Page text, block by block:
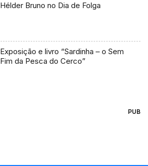
Hélder Bruno no Dia de Folga
Exposição e livro “Sardinha – o Sem
Fim da Pesca do Cerco”
PUB